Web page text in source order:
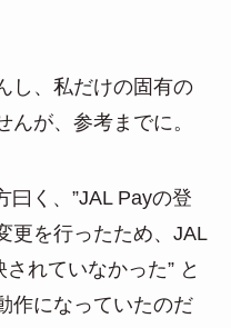
し、私だけの固有の
が、参考までに。
曰く、”JAL Payの登
更を行ったため、JAL
れていなかった” と
作になっていたのだ